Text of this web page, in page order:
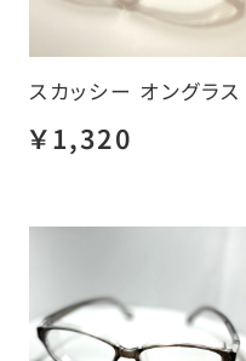
スカッシー オングラス
￥1,320